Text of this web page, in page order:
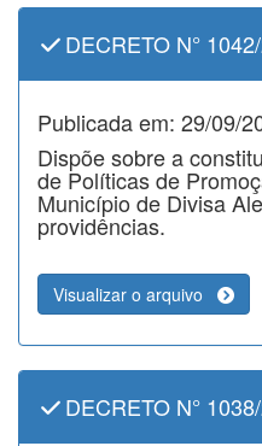
DECRETO N°
Publicada em: 29/09/
Dispõe sobre a
de Políticas de
Município de Divisa
providências.
Visualizar o arquivo
DECRETO N°